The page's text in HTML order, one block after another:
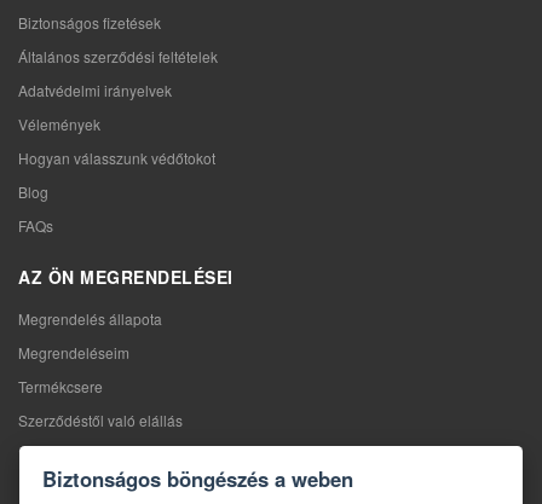
Biztonságos fizetések
Általános szerződési feltételek
Adatvédelmi irányelvek
Vélemények
Hogyan válasszunk védőtokot
Blog
FAQs
AZ ÖN MEGRENDELÉSEI
Megrendelés állapota
Megrendeléseim
Termékcsere
Szerződéstől való elállás
Reklamáció
Biztonságos böngészés a weben